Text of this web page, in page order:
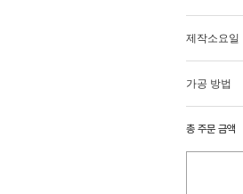
제작소요일
가공 방법
총 주문 금액